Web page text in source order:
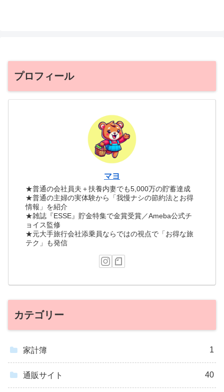
プロフィール
マヨ
★普通の会社員夫＋扶養内妻でも5,000万の貯蓄達成
★普通の主婦の実体験から「我慢ナシの節約法とお得
情報」を紹介
★雑誌『ESSE』貯金特集で金賞受賞／Ameba公式チ
ョイス監修
★元大手旅行会社添乗員ならではの視点で「お得な旅
テク」も発信
カテゴリー
家計簿 1
通販サイト 40